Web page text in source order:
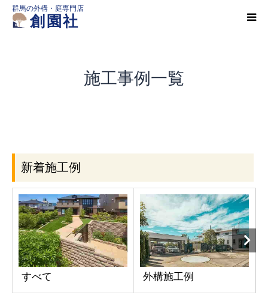
群馬の外構・庭専門店
創園社
施工事例一覧
新着施工例
すべて 外構施工例
会社概要
創園社とは
ご依頼の流れ